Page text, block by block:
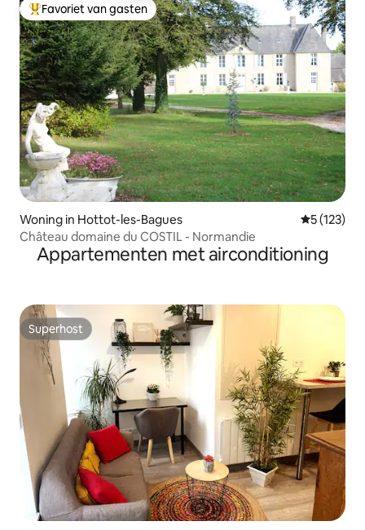
Topfavoriet van gasten
Favoriet van gasten
Woning in Hottot-les-Bagues
5 (123)
Château domaine du COSTIL - Normandie
Appartementen met airconditioning
Superhost
Superhost